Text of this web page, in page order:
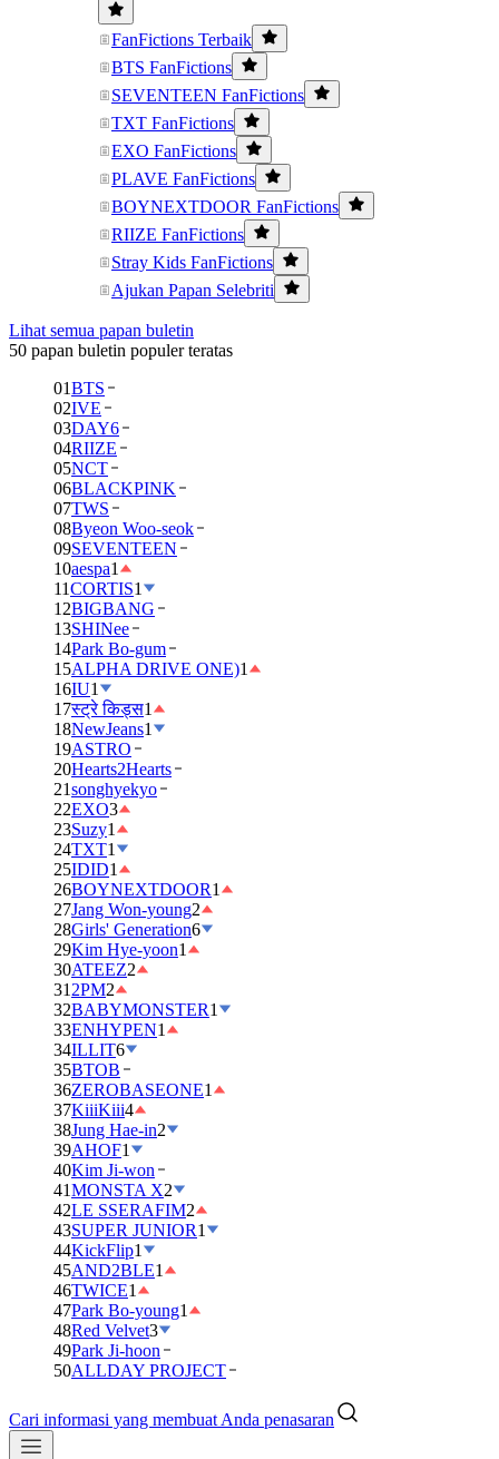
FanFictions Terbaik
BTS FanFictions
SEVENTEEN FanFictions
TXT FanFictions
EXO FanFictions
PLAVE FanFictions
BOYNEXTDOOR FanFictions
RIIZE FanFictions
Stray Kids FanFictions
Ajukan Papan Selebriti
Lihat semua papan buletin
50 papan buletin populer teratas
01BTS
02IVE
03DAY6
04RIIZE
05NCT
06BLACKPINK
07TWS
08Byeon Woo-seok
09SEVENTEEN
10aespa1
11CORTIS1
12BIGBANG
13SHINee
14Park Bo-gum
15ALPHA DRIVE ONE)1
16IU1
17स्ट्रे किड्स1
18NewJeans1
19ASTRO
20Hearts2Hearts
21songhyekyo
22EXO3
23Suzy1
24TXT1
25IDID1
26BOYNEXTDOOR1
27Jang Won-young2
28Girls' Generation6
29Kim Hye-yoon1
30ATEEZ2
31 2PM2
32BABYMONSTER1
33ENHYPEN1
34ILLIT6
35BTOB
36ZEROBASEONE1
37KiiiKiii4
38Jung Hae-in2
39AHOF1
40Kim Ji-won
41MONSTA X2
42LE SSERAFIM2
43SUPER JUNIOR1
44KickFlip1
45AND2BLE1
46TWICE1
47Park Bo-young1
48Red Velvet3
49Park Ji-hoon
50ALLDAY PROJECT
Cari informasi yang membuat Anda penasaran